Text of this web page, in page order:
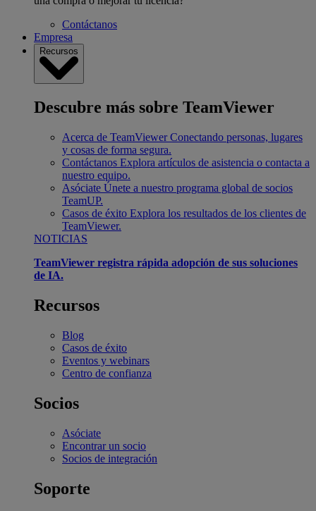
Contáctanos
Empresa
Recursos
Descubre más sobre TeamViewer
Acerca de TeamViewer Conectando personas, lugares
y cosas de forma segura.
Contáctanos Explora artículos de asistencia o contacta a
nuestro equipo.
Asóciate Únete a nuestro programa global de socios
TeamUP.
Casos de éxito Explora los resultados de los clientes de
TeamViewer.
NOTICIAS
TeamViewer registra rápida adopción de sus soluciones
de IA.
Recursos
Blog
Casos de éxito
Eventos y webinars
Centro de confianza
Socios
Asóciate
Encontrar un socio
Socios de integración
Soporte